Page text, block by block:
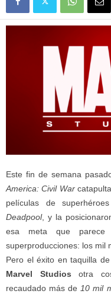
Este fin de semana
America: Civil War
películas de
Deadpool, y la
esa meta que
superproducciones: los mil
Pero el éxito en taquilla
Marvel Studios otra
recaudado más de 10 mil